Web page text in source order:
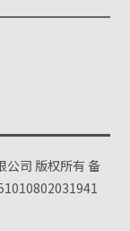
公司 版权所有备